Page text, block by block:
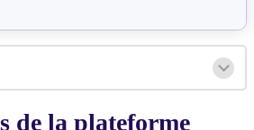
de la plateforme